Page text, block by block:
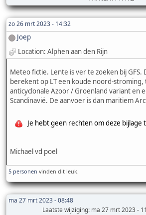
zo 26 mrt 2023 - 14:32
Joep
Location: Alphen aan den Rijn
Meteo fictie. Lente is ver te zoeken bij
berekent op LT een koude noord-stroming,
anticyclonale Azoor / Groenland variant en
Scandinavië. De aanvoer is dan maritiem
Je hebt geen rechten om deze bijlage
Michael vd poel
5 personen vinden dit leuk.
ma 27 mrt 2023 - 08:48
Laatste wijziging: ma 27 mrt 2023 -